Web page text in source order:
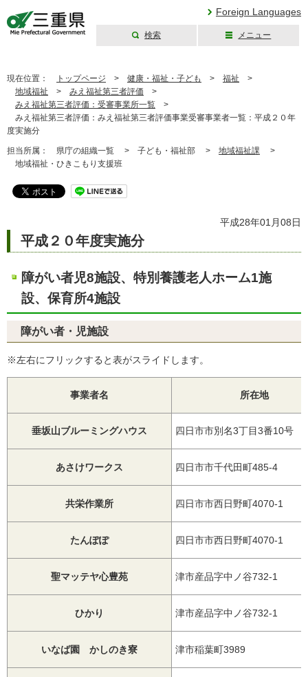
Foreign Languages
検索 メニュー
現在位置： トップページ > 健康・福祉・子ども > 福祉 >
地域福祉 > みえ福祉第三者評価 >
みえ福祉第三者評価：受審事業所一覧 >
みえ福祉第三者評価：みえ福祉第三者評価事業受審事業者一覧：平成２０年
度実施分
担当所属： 県庁の組織一覧 > 子ども・福祉部 > 地域福祉課 >
地域福祉・ひきこもり支援班
平成28年01月08日
平成２０年度実施分
障がい者児8施設、特別養護老人ホーム1施
設、保育所4施設
障がい者・児施設
※左右にフリックすると表がスライドします。
事業者名 所在地
垂坂山ブルーミングハウス 四日市市別名3丁目3番10号
あさけワークス 四日市市千代田町485-4
共栄作業所 四日市市西日野町4070-1
たんぽぽ 四日市市西日野町4070-1
聖マッテヤ心豊苑 津市産品字中ノ谷732-1
ひかり 津市産品字中ノ谷732-1
いなば園 かしのき寮 津市稲葉町3989